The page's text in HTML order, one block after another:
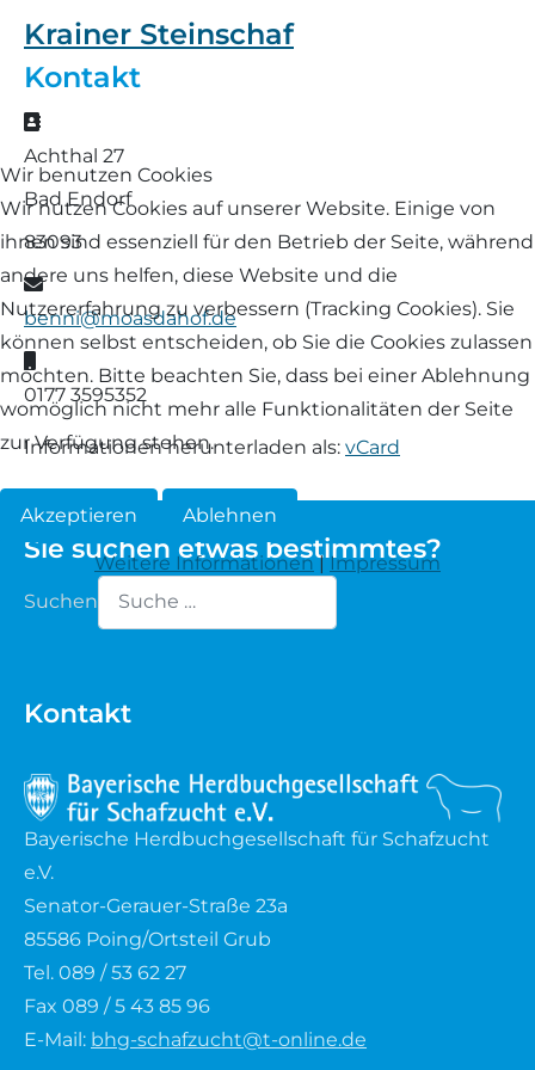
Krainer Steinschaf
Kontakt
Adresse
Achthal 27
Bad Endorf
83093
E-Mail
benni@moasdahof.de
Mobil
0177 3595352
Informationen herunterladen als: vCard
Sie suchen etwas bestimmtes?
Suchen
Kontakt
Bayerische Herdbuchgesellschaft für Schafzucht
e.V.
Senator-Gerauer-Straße 23a
85586 Poing/Ortsteil Grub
Tel. 089 / 53 62 27
Fax 089 / 5 43 85 96
E-Mail: bhg-schafzucht@t-online.de
Wir benutzen Cookies
Wir nutzen Cookies auf unserer Website. Einige von
ihnen sind essenziell für den Betrieb der Seite, während
andere uns helfen, diese Website und die
Nutzererfahrung zu verbessern (Tracking Cookies). Sie
können selbst entscheiden, ob Sie die Cookies zulassen
möchten. Bitte beachten Sie, dass bei einer Ablehnung
womöglich nicht mehr alle Funktionalitäten der Seite
zur Verfügung stehen.
Akzeptieren Ablehnen
Weitere Informationen|Impressum
Formulare/Download
Links Züchter-Internetseiten
Preisrichter in Bayern
Futtrationsrechner
Neueinsteiger
Fachberater in Bayern
Lineare Beurteilung Zahnstellung
Erfassung der Euterreinheit
Walliser Schwarznasenschaf
Zwartbles
Landschaf
Rhönschaf
Rouge de Roussillon
Schwarzes Villnösser Schaf
Scottish Blackface
Shetland
Skudde
South Down
Soayschaf
Waldschaf
Weiße hornlose Heidschnucke
Herdwick